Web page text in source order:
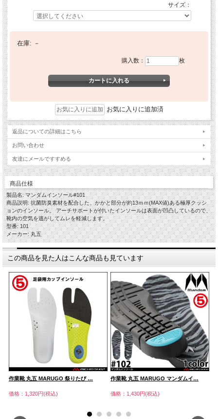
サイズ：
在庫: －
購入数： 枚
お気に入りに追加済
返品についての詳細はこちら
お問い合わせ
友達にメールですすめる
商品仕様
製品名: マンダムインソール#101
商品説明: 抗菌防臭素材を配合した、かかと部分が約13ｍｍ(MAX値)ある極厚クッシ
ョンのインソール。 アーチサポートが付いたインソールは表面が凹凸しているので、
靴内の空気を逃がしてムレを軽減します。
型番: 101
メーカー: 丸五
この商品を見た人はこんな商品も見ています
作業靴 丸五 MARUGO 祭りたび …
価格：1,320円(税込)
作業靴 丸五 MARUGO マンダムイ…
価格：1,430円(税込)